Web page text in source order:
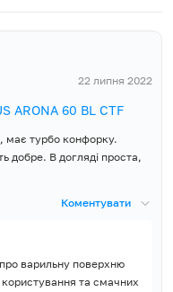
надійності вбудованої
сервісних центрів у
22 липня 2022
ARONA 60 BL CTF
має турбо конфорку.
добре. В догляді проста,
Коментувати
варильну поверхню
та смачних